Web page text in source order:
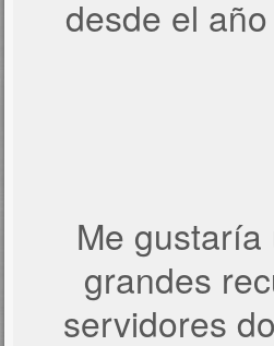
desde el
Me
grandes
servidores